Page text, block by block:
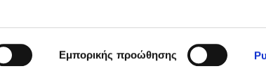
Εμπορικής προώθησης
Powered by